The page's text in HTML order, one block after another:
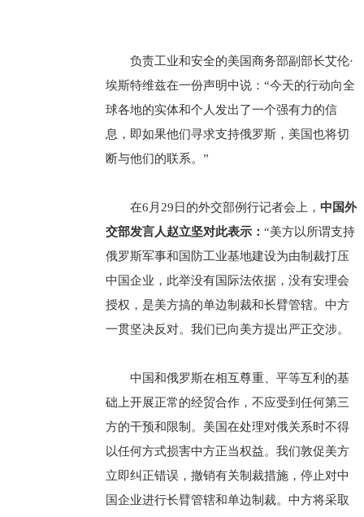
负责工业和安全的美国商务部副部长艾伦·
埃斯特维兹在一份声明中说：“今天的行动向全
球各地的实体和个人发出了一个强有力的信
息，即如果他们寻求支持俄罗斯，美国也将切
断与他们的联系。”
在6月29日的外交部例行记者会上， 中国外
交部发言人赵立坚对此表示： “美方以所谓支持
俄罗斯军事和国防工业基地建设为由制裁打压
中国企业，此举没有国际法依据，没有安理会
授权，是美方搞的单边制裁和长臂管辖。中方
一贯坚决反对。我们已向美方提出严正交涉。
中国和俄罗斯在相互尊重、平等互利的基
础上开展正常的经贸合作，不应受到任何第三
方的干预和限制。美国在处理对俄关系时不得
以任何方式损害中方正当权益。我们敦促美方
立即纠正错误，撤销有关制裁措施，停止对中
国企业进行长臂管辖和单边制裁。中方将采取